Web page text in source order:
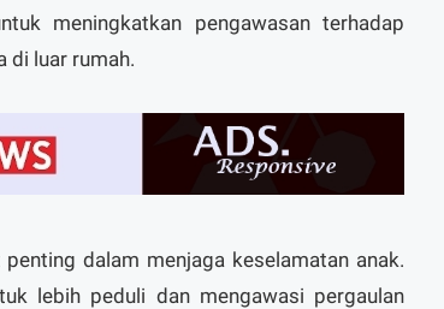
meningkatkan pengawasan terhadap
di luar rumah.
dalam menjaga keselamatan anak.
lebih peduli dan mengawasi pergaulan